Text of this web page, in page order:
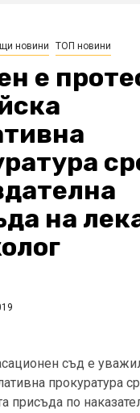
новини ТОП новини
е
на
съд е
прокуратура
присъда по